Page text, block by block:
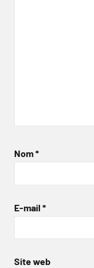
Nom*
E-mail *
Site web